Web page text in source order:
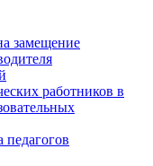
замещение
работников в
педагогов